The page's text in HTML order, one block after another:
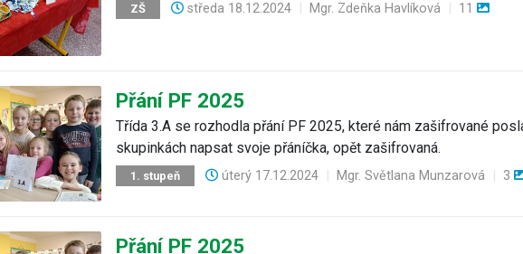
ZŠ středa 18.12.2024 Mgr. Zdeňka Havlíková 11
Přání PF 2025
Třída 3.A se rozhodla přání PF 2025, které nám zašifrované
skupinkách napsat svoje přáníčka, opět zašifrovaná.
1. stupeň úterý 17.12.2024 Mgr. Světlana Munzarová 3
Přání PF 2025